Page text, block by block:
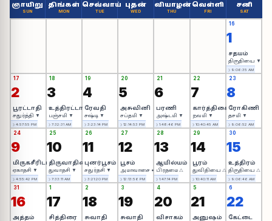
ஞாயிறு
SUN
திங்கள்
MON
செவ்வாய்
TUE
புதன்
WED
வியாழன்
THU
வெள்ளி
FRI
சனி
SAT
16
1
சதயம்
திருதியை ▼
☽ 9:06:35 AM
17
2
பூரட்டாதி
சதுர்த்தி ▼
☽ 4:57:55 PM
18
3
உத்திரட்டாதி
பஞ்சமி ▼
☽ 7:32:31 AM
19
4
ரேவதி
சஷ்டி ▼
☽ 3:23:14 PM
20
5
அசுவினி
சப்தமி ▼
☽ 12:14:53 PM
21
6
பரணி
அஷ்டமி ▼
☽ 1:48:46 PM
22
7
கார்த்திகை
நவமி ▼
☽ 10:40:45 AM
23
8
ரோகிணி
தசமி ▼
☽ 9:06:52 AM
24
9
மிருகசீரிடம்
ஏகாதசி ▼
☽ 4:55:42 PM
25
10
திருவாதிரை
துவாதசி ▼
☽ 7:33:11 AM
26
11
புனர்பூசம்
சதுர்தசி ▼
☽ 3:21:20 PM
27
12
பூசம்
அமாவாசை •
☽ 12:13:56 PM
28
13
ஆயில்யம்
பிரதமை △
☽ 1:47:14 PM
29
14
பூரம்
துவிதியை △
☽ 10:40:11 AM
30
15
உத்திரம்
திருதியை △
☽ 9:06:46 AM
31
16
அத்தம்
1
17
சித்திரை
2
18
சுவாதி
3
19
சுவாதி
4
20
விசாகம்
5
21
அனுஷம்
6
22
கேட்டை